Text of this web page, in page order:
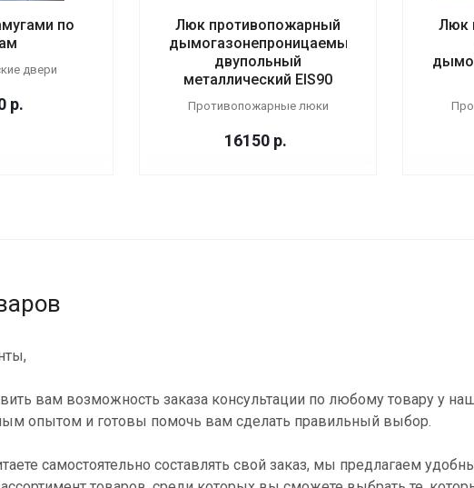
по
двери
р.
Люк противопожарный
дымогазонепроницаемый
двупольный
металлический EIS90
Противопожарные люки
16150 р.
Люк
вам возможность заказа консультации по любому товару у
опытом и готовы помочь вам сделать правильный выбор.
самостоятельно составлять свой заказ, мы предлагаем